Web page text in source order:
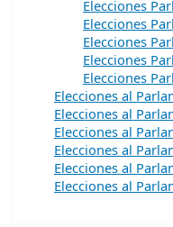
Elecciones
Elecciones
Elecciones
Elecciones
Elecciones
Elecciones al
Elecciones al
Elecciones al
Elecciones al
Elecciones al
Elecciones al